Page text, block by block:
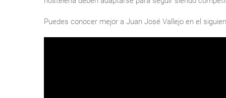
Puedes conocer mejor a Juan José Vallejo en el